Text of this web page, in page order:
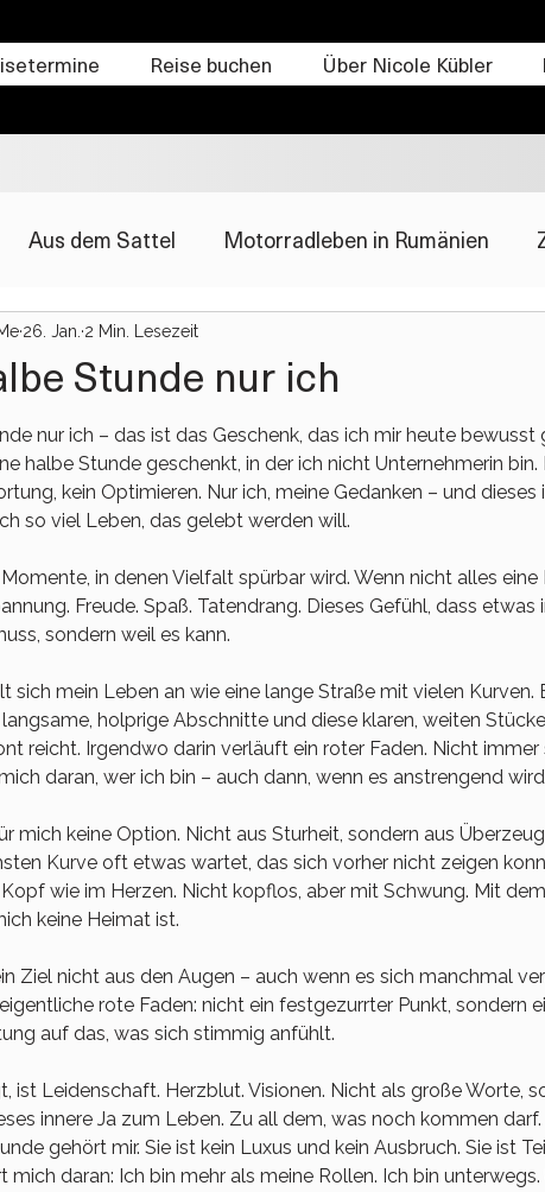
Reise buchen Über Nicole Kübler
Aus dem Sattel Motorradleben in Rumänien
Stunde nur ich
26. Jan. 2 Min. Lesezeit
5 Sternen bewertet.
nur ich – das ist das Geschenk, das ich mir heute
halbe Stunde geschenkt, in der ich nicht Unternehmerin
kein Optimieren. Nur ich, meine Gedanken – und dieses
so viel Leben, das gelebt werden will.
in denen Vielfalt spürbar wird. Wenn nicht alles eine
Freude. Spaß. Tatendrang. Dieses Gefühl, dass etwas
sondern weil es kann.
sich mein Leben an wie eine lange Straße mit vielen Kurven.
holprige Abschnitte und diese klaren, weiten
reicht. Irgendwo darin verläuft ein roter Faden. Nicht immer
daran, wer ich bin – auch dann, wenn es anstrengend
mich keine Option. Nicht aus Sturheit, sondern aus
Kurve oft etwas wartet, das sich vorher nicht zeigen
wie im Herzen. Nicht kopflos, aber mit Schwung. Mit
keine Heimat ist.
Ziel nicht aus den Augen – auch wenn es sich manchmal
rote Faden: nicht ein festgezurrter Punkt, sondern
auf das, was sich stimmig anfühlt.
ist Leidenschaft. Herzblut. Visionen. Nicht als große Worte,
innere Ja zum Leben. Zu all dem, was noch kommen darf.
gehört mir. Sie ist kein Luxus und kein Ausbruch. Sie ist
mich daran: Ich bin mehr als meine Rollen. Ich bin